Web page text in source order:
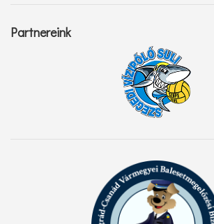
Partnereink